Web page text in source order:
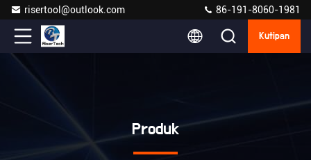
risertool@outlook.com 86-191-8060-1981
Kutipan
Produk